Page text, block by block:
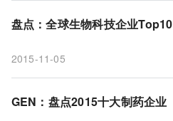
盘点：全球生物科技企业Top10
2015-11-05
GEN：盘点2015十大制药企业